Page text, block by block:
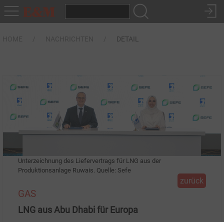
DETAIL
Unterzeichnung des Liefervertrags für LNG aus der
Produktionsanlage Ruwais. Quelle: Sefe
zurück
GAS
LNG aus Abu Dhabi für Europa